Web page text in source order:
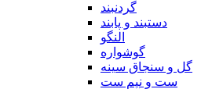
گردنبند
دستبند و پابند
النگو
گوشواره
گل و سنجاق سینه
ست و نیم ست